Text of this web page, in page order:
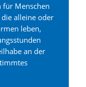
für Menschen
alleine oder
leben,
an der